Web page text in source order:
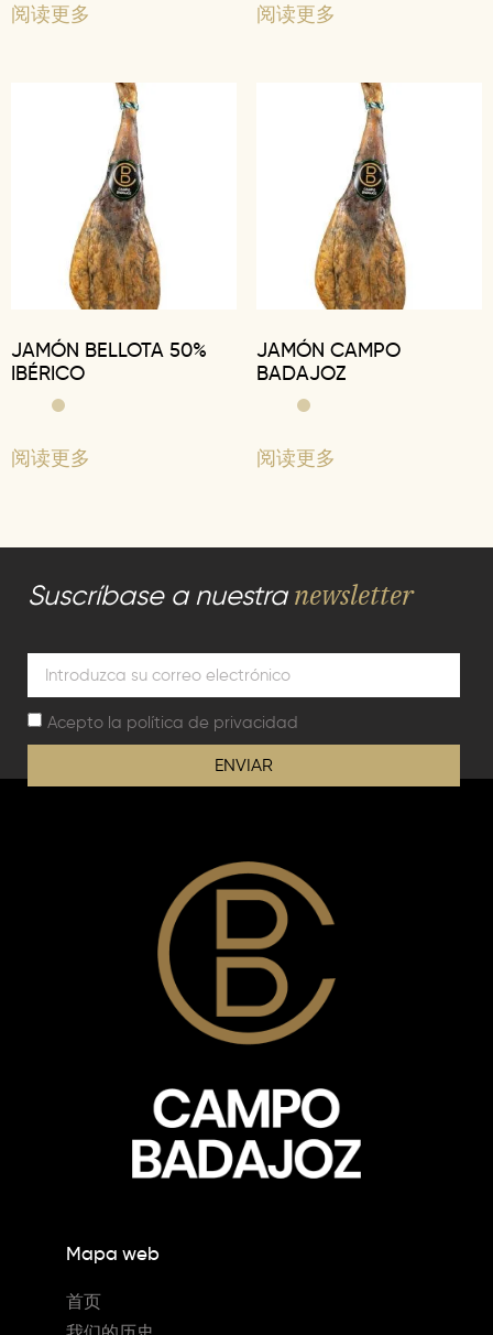
阅读更多 阅读更多
JAMÓN BELLOTA 50%
IBÉRICO
阅读更多
JAMÓN CAMPO
BADAJOZ
阅读更多
Suscríbase a nuestra newsletter
Acepto la política de privacidad
ENVIAR
Mapa web
首页